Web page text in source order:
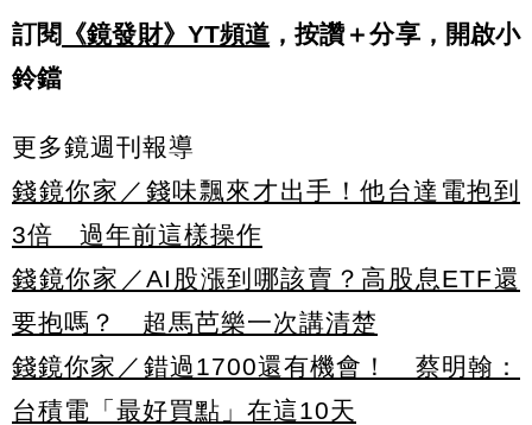
訂閱 《鏡發財》YT頻道 ，按讚＋分享，開啟小
鈴鐺
更多鏡週刊報導
錢鏡你家／錢味飄來才出手！他台達電抱到
3倍 過年前這樣操作
錢鏡你家／AI股漲到哪該賣？高股息ETF還
要抱嗎？ 超馬芭樂一次講清楚
錢鏡你家／錯過1700還有機會！ 蔡明翰：
台積電「最好買點」在這10天